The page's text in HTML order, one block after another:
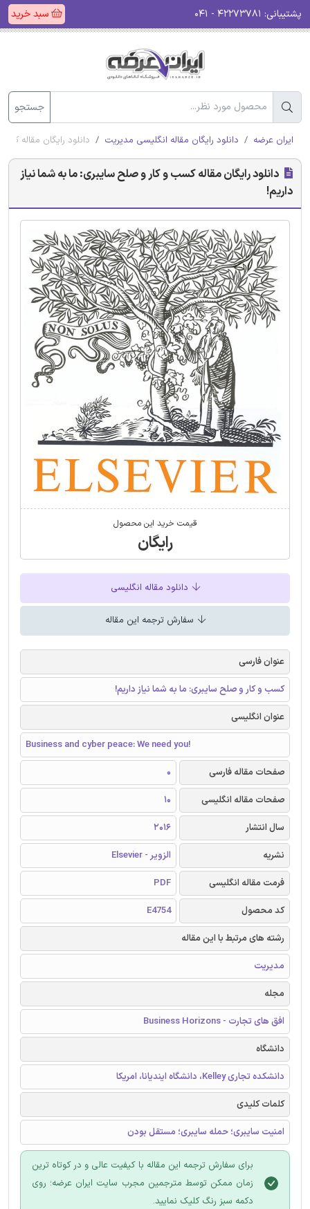
پشتیبانی: سبد خرید
جستجو
ایران عرضه دانلود رایگان مقاله انگلیسی مدیریت دانلود رایگان مقاله
دانلود رایگان مقاله کسب و کار و صلح سایبری: ما به شما نیاز
داریم!
قیمت خرید این محصول
رایگان
دانلود مقاله انگلیسی
سفارش ترجمه این مقاله
عنوان فارسی
کسب و کار و صلح سایبری: ما به شما نیاز داریم!
عنوان انگلیسی
Business and cyber peace: We need you!
صفحات مقاله فارسی
0
صفحات مقاله انگلیسی
10
سال انتشار
2016
نشریه
الزویر - Elsevier
فرمت مقاله انگلیسی
PDF
کد محصول
E4754
رشته های مرتبط با این مقاله
مدیریت
مجله
افق های تجارت - Business Horizons
دانشگاه
دانشکده تجاری Kelley، دانشگاه ایندیانا، امریکا
کلمات کلیدی
امنیت سایبری؛ حمله سایبری؛ مستقل بودن
برای سفارش ترجمه این مقاله با کیفیت عالی و در کوتاه ترین
زمان ممکن توسط مترجمین مجرب سایت ایران عرضه؛ روی
دکمه سبز رنگ کلیک نمایید.